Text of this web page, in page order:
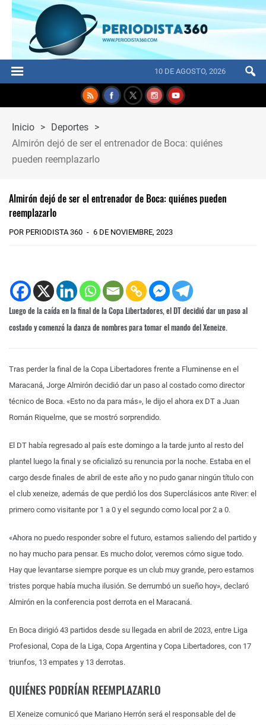
10 DE AGOSTO, 2026
Inicio > Deportes >
Almirón dejó de ser el entrenador de Boca: quiénes
pueden reemplazarlo
Almirón dejó de ser el entrenador de Boca: quiénes pueden
reemplazarlo
POR PERIODISTA 360 6 DE NOVIEMBRE, 2023
Luego de la caída en la final de la Copa Libertadores, el DT decidió dar un paso al
costado y comenzó la danza de nombres para tomar el mando del Xeneize.
Tras perder la final de la Copa Libertadores frente a Fluminense en el
Maracaná, Jorge Almirón decidió dar un paso al costado como director
técnico de Boca. «Esto no da para más», le dijo el ahora ex DT a Juan
Román Riquelme, que se mostró sorprendido.
El DT había regresado al país este domingo a la tarde junto al resto del
plantel luego la final y se oficializó su renuncia por la noche. Estaba en el
cargo desde finales de abril de este año y no pudo ganar ningún título con
el club xeneize, además de que perdió los dos Superclásicos ante River: el
primero como visitante por 1 a 0 y el segundo como local por 2 a 0.
«Ahora no puedo responder sobre el futuro, estamos saliendo del partido y
no hay mucho para pensar. Es mucho dolor, veremos cómo sigue todo.
Hay que levantarse siempre porque es un club muy grande, pero estamos
tristes porque había mucha ilusión. Se derrumbó un sueño hoy», declaró
Almirón en la conferencia post derrota en el Maracaná.
En Boca dirigió 43 partidos desde su llegada en abril de 2023, entre Liga
Profesional, Copa de la Liga, Copa Argentina y Copa Libertadores, con 17
triunfos, 13 empates y 13 derrotas.
QUIÉNES PODRÍAN REEMPLAZARLO
El Xeneize comunicó que Mariano Herrón será el responsable del de